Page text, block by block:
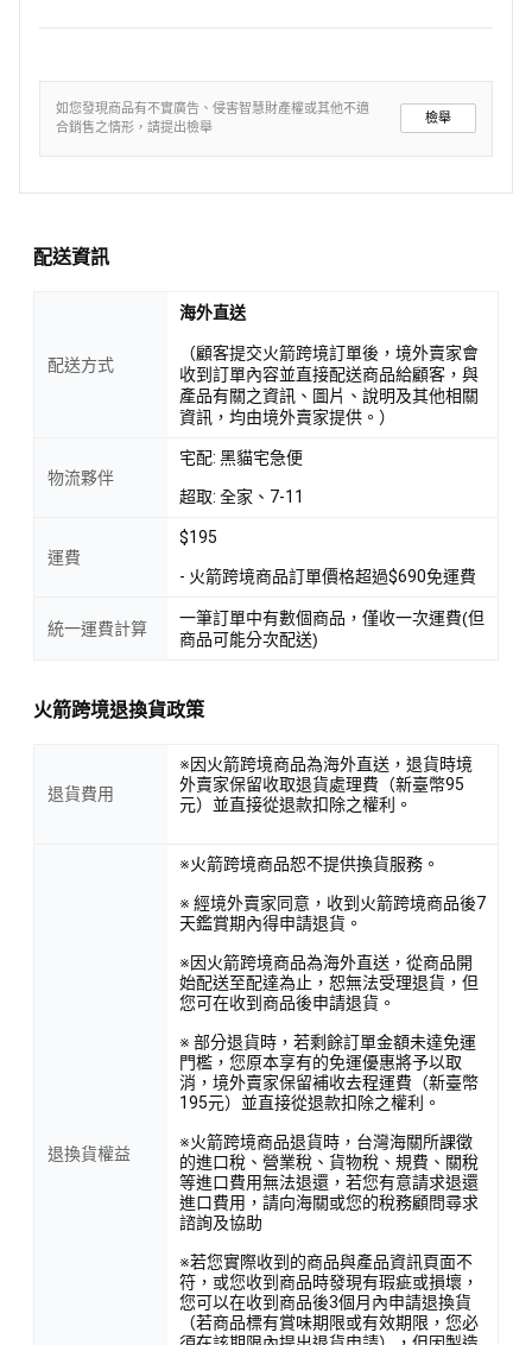
如您發現商品有不實廣告、侵害智慧財產權或其他不適
合銷售之情形，請提出檢舉
檢舉
配送資訊
配送方式
海外直送
（顧客提交火箭跨境訂單後，境外賣家會
收到訂單內容並直接配送商品給顧客，與
產品有關之資訊、圖片、說明及其他相關
資訊，均由境外賣家提供。）
物流夥伴
宅配: 黑貓宅急便
超取: 全家、7-11
運費
$195
- 火箭跨境商品訂單價格超過$690免運費
統一運費計算
一筆訂單中有數個商品，僅收一次運費(但
商品可能分次配送)
火箭跨境退換貨政策
退貨費用
※因火箭跨境商品為海外直送，退貨時境
外賣家保留收取退貨處理費（新臺幣95
元）並直接從退款扣除之權利。
退換貨權益
※火箭跨境商品恕不提供換貨服務。
※ 經境外賣家同意，收到火箭跨境商品後7
天鑑賞期內得申請退貨。
※因火箭跨境商品為海外直送，從商品開
始配送至配達為止，恕無法受理退貨，但
您可在收到商品後申請退貨。
※ 部分退貨時，若剩餘訂單金額未達免運
門檻，您原本享有的免運優惠將予以取
消，境外賣家保留補收去程運費（新臺幣
195元）並直接從退款扣除之權利。
※火箭跨境商品退貨時，台灣海關所課徵
的進口稅、營業稅、貨物稅、規費、關稅
等進口費用無法退還，若您有意請求退還
進口費用，請向海關或您的稅務顧問尋求
諮詢及協助
※若您實際收到的商品與產品資訊頁面不
符，或您收到商品時發現有瑕疵或損壞，
您可以在收到商品後3個月內申請退換貨
（若商品標有賞味期限或有效期限，您必